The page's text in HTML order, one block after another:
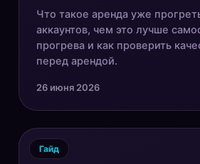
Что такое аренда уже
аккаунтов, чем это лучше
прогрева и как проверить
перед арендой.
26 июня 2026
Гайд